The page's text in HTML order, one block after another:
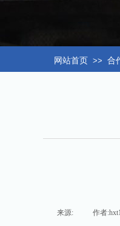
网站首页 >> 合
来源: 作者: